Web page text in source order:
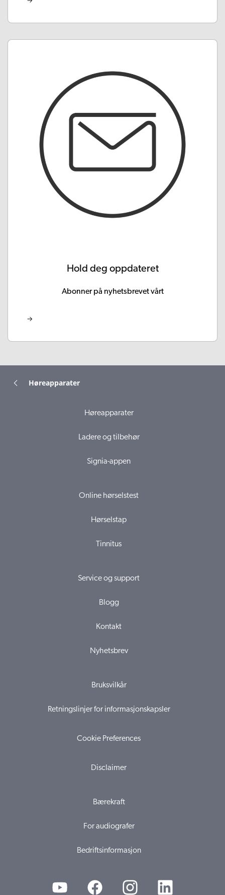
Hold deg oppdateret
Abonner på nyhetsbrevet vårt
Høreapparater
Høreapparater
Ladere og tilbehør
Signia-appen
Online hørselstest
Hørselstap
Tinnitus
Service og support
Blogg
Kontakt
Nyhetsbrev
Bruksvilkår
Retningslinjer for informasjonskapsler
Cookie Preferences
Disclaimer
Bærekraft
For audiografer
Bedriftsinformasjon